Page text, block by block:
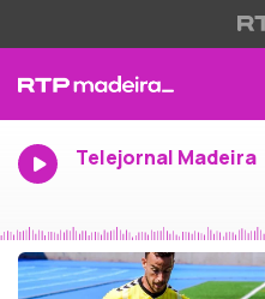
Telejornal Madeira